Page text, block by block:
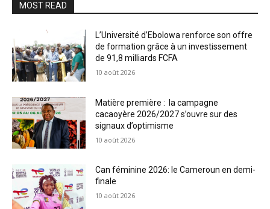
MOST READ
L’Université d’Ebolowa renforce son offre
de formation grâce à un investissement
de 91,8 milliards FCFA
10 août 2026
Matière première : la campagne
cacaoyère 2026/2027 s’ouvre sur des
signaux d’optimisme
10 août 2026
Can féminine 2026: le Cameroun en demi-
finale
10 août 2026